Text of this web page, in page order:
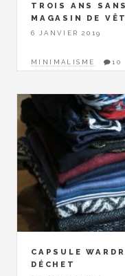
TROIS ANS
MAGASIN DE
6 JANVIER 2019
MINIMALISME 10
CAPSULE
DÉCHET